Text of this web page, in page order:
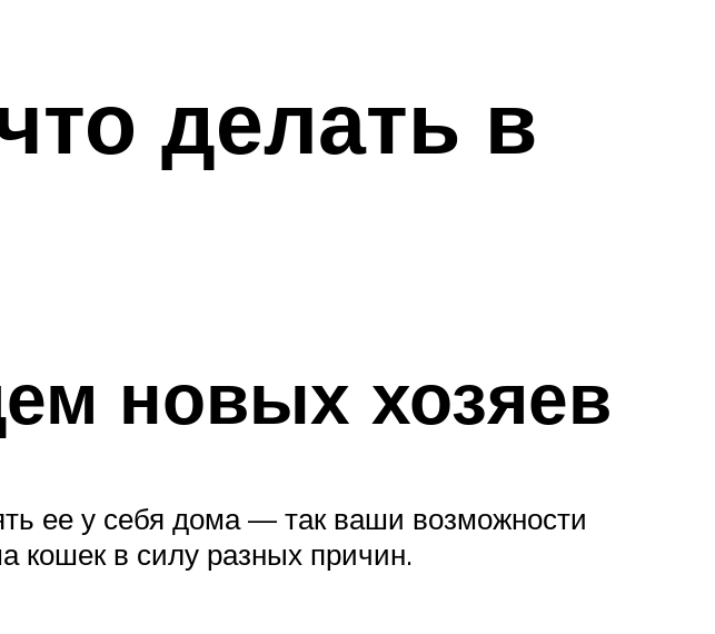
делать в
новых хозяев
ее у себя дома — так ваши возможности
кошек в силу разных причин.